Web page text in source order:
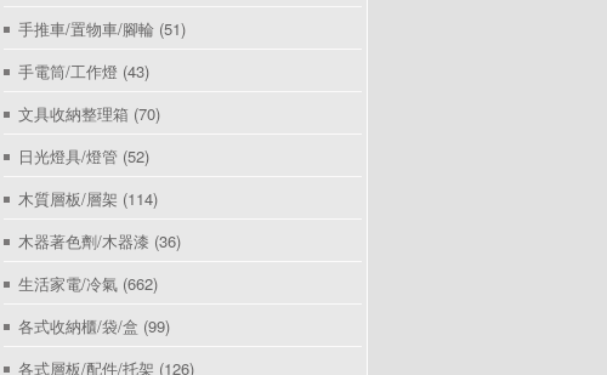
手推車/置物車/腳輪 (51)
手電筒/工作燈 (43)
文具收納整理箱 (70)
日光燈具/燈管 (52)
木質層板/層架 (114)
木器著色劑/木器漆 (36)
生活家電/冷氣 (662)
各式收納櫃/袋/盒 (99)
各式層板/配件/托架 (126)